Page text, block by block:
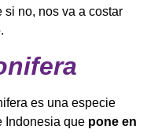
no, nos va a costar
es una especie
Indonesia que pone en